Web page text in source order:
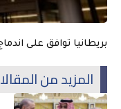
بريطانيا توافق على
المزيد من